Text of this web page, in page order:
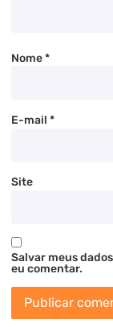
Nome*
E-mail *
Site
Salvar meus
eu comentar.